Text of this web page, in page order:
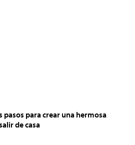
pasos para crear una hermosa
de casa